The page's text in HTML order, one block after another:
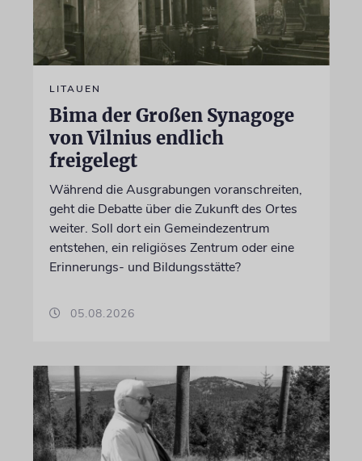
LITAUEN
Bima der Großen Synagoge
von Vilnius endlich
freigelegt
Während die Ausgrabungen voranschreiten,
geht die Debatte über die Zukunft des Ortes
weiter. Soll dort ein Gemeindezentrum
entstehen, ein religiöses Zentrum oder eine
Erinnerungs- und Bildungsstätte?
05.08.2026